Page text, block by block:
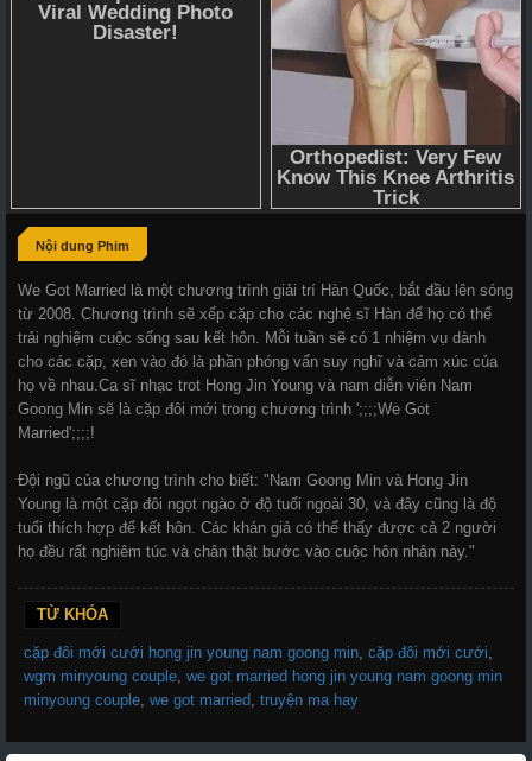
Nội dung Phim
We Got Married là một chương trình giải trí Hàn Quốc, bắt đầu lên sóng
từ 2008. Chương trình sẽ xếp cặp cho các nghệ sĩ Hàn để họ có thể
trải nghiệm cuộc sống sau kết hôn. Mỗi tuần sẽ có 1 nhiệm vụ dành
cho các cặp, xen vào đó là phần phóng vấn suy nghĩ và cảm xúc của
họ về nhau.Ca sĩ nhạc trot Hong Jin Young và nam diễn viên Nam
Goong Min sẽ là cặp đôi mới trong chương trình ';;;;We Got
Married';;;;!
Đội ngũ của chương trình cho biết: "Nam Goong Min và Hong Jin
Young là một cặp đôi ngọt ngào ở độ tuổi ngoài 30, và đây cũng là độ
tuổi thích hợp để kết hôn. Các khán giả có thể thấy được cả 2 người
họ đều rất nghiêm túc và chân thật bước vào cuộc hôn nhân này."
TỪ KHÓA
cặp đôi mới cưới hong jin young nam goong min cặp đôi mới cưới
wgm minyoung couple we got married hong jin young nam goong min
minyoung couple we got married truyện ma hay